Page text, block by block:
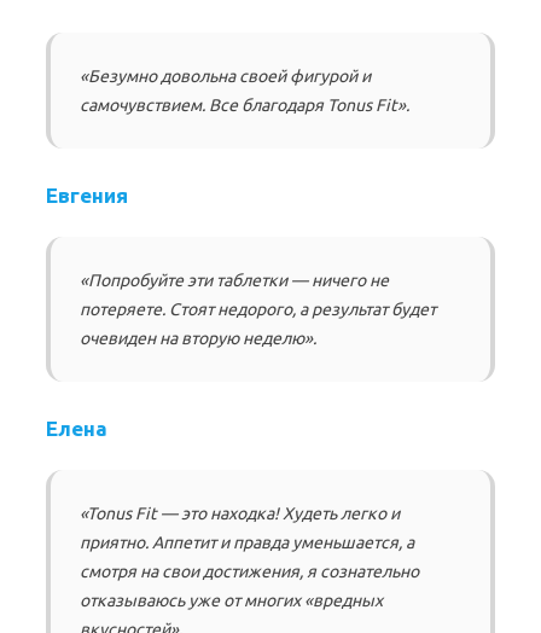
«Безумно довольна своей фигурой и
самочувствием. Все благодаря Tonus Fit».
Евгения
«Попробуйте эти таблетки — ничего не
потеряете. Стоят недорого, а результат будет
очевиден на вторую неделю».
Елена
«Tonus Fit — это находка! Худеть легко и
приятно. Аппетит и правда уменьшается, а
смотря на свои достижения, я сознательно
отказываюсь уже от многих «вредных